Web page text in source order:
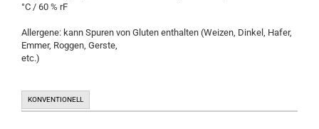
°C / 60 % rF
Allergene: kann Spuren von Gluten enthalten (Weizen, Dinkel, Hafer,
Emmer, Roggen, Gerste,
etc.)
KONVENTIONELL